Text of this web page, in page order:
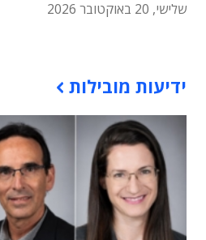
שלישי, 20 באוקטובר 2026
ידיעות מובילות